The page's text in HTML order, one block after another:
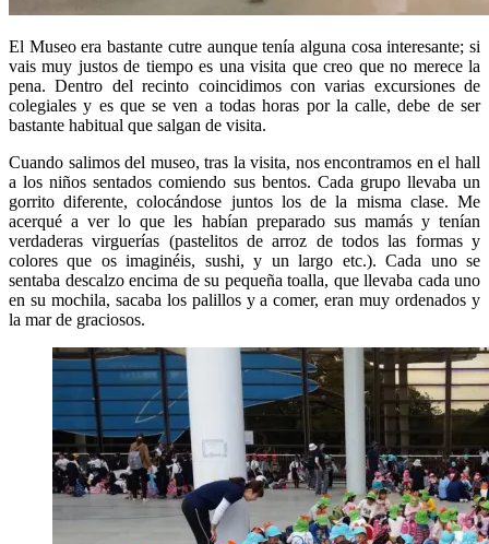
El Museo era bastante cutre aunque tenía alguna cosa interesante; si
vais muy justos de tiempo es una visita que creo que no merece la
pena. Dentro del recinto coincidimos con varias excursiones de
colegiales y es que se ven a todas horas por la calle, debe de ser
bastante habitual que salgan de visita.
Cuando salimos del museo, tras la visita, nos encontramos en el hall
a los niños sentados comiendo sus bentos. Cada grupo llevaba un
gorrito diferente, colocándose juntos los de la misma clase. Me
acerqué a ver lo que les habían preparado sus mamás y tenían
verdaderas virguerías (pastelitos de arroz de todos las formas y
colores que os imaginéis, sushi, y un largo etc.). Cada uno se
sentaba descalzo encima de su pequeña toalla, que llevaba cada uno
en su mochila, sacaba los palillos y a comer, eran muy ordenados y
la mar de graciosos.